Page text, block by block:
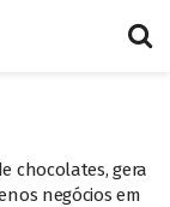
chocolates, gera
negócios em